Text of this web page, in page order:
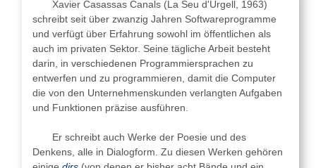
Xavier Casassas Canals (La Seu d'Urgell, 1963)
schreibt seit über zwanzig Jahren Softwareprogramme
und verfügt über Erfahrung sowohl im öffentlichen als
auch im privaten Sektor. Seine tägliche Arbeit besteht
darin, in verschiedenen Programmiersprachen zu
entwerfen und zu programmieren, damit die Computer
die von den Unternehmenskunden verlangten Aufgaben
und Funktionen präzise ausführen.
Er schreibt auch Werke der Poesie und des
Denkens, alle in Dialogform. Zu diesen Werken gehören